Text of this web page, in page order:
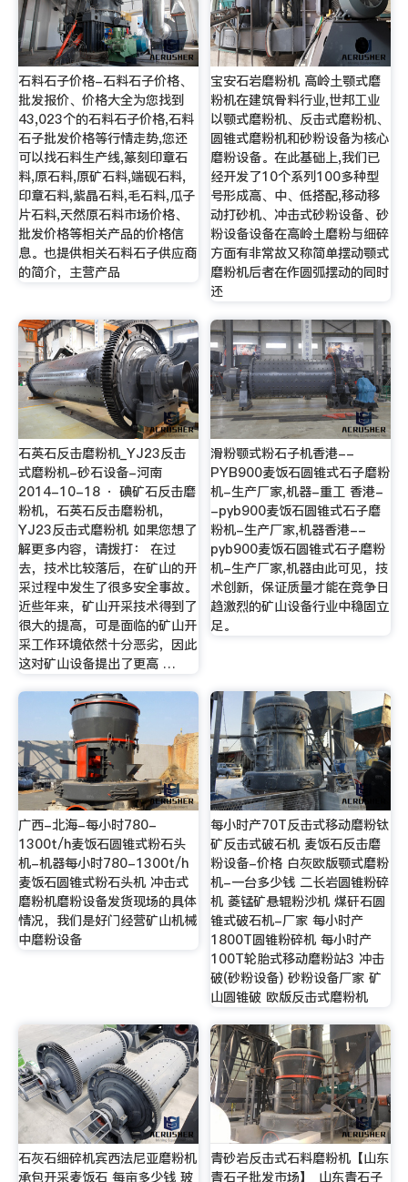
石料石子价格-石料石子价格、
批发报价、价格大全为您找到
43,023个的石料石子价格,石料
石子批发价格等行情走势,您还
可以找石料生产线,篆刻印章石
料,原石料,原矿石料,端砚石料,
印章石料,紫晶石料,毛石料,瓜子
片石料,天然原石料市场价格、
批发价格等相关产品的价格信
息。也提供相关石料石子供应商
的简介，主营产品
宝安石岩磨粉机 高岭土颚式磨
粉机在建筑骨料行业,世邦工业
以颚式磨粉机、反击式磨粉机、
圆锥式磨粉机和砂粉设备为核心
磨粉设备。在此基础上,我们已
经开发了10个系列100多种型
号形成高、中、低搭配,移动移
动打砂机、冲击式砂粉设备、砂
粉设备设备在高岭土磨粉与细碎
方面有非常故又称简单摆动颚式
磨粉机后者在作圆弧摆动的同时
还
石英石反击磨粉机_YJ23反击
式磨粉机-砂石设备-河南
2014-10-18 · 碘矿石反击磨
粉机，石英石反击磨粉机，
YJ23反击式磨粉机 如果您想了
解更多内容，请拨打： 在过
去，技术比较落后，在矿山的开
采过程中发生了很多安全事故。
近些年来，矿山开采技术得到了
很大的提高，可是面临的矿山开
采工作环境依然十分恶劣，因此
这对矿山设备提出了更高 …
滑粉颚式粉石子机香港--
PYB900麦饭石圆锥式石子磨粉
机-生产厂家,机器-重工 香港-
-pyb900麦饭石圆锥式石子磨
粉机-生产厂家,机器香港--
pyb900麦饭石圆锥式石子磨粉
机-生产厂家,机器由此可见，技
术创新，保证质量才能在竞争日
趋激烈的矿山设备行业中稳固立
足。
广西-北海-每小时780-
1300t/h麦饭石圆锥式粉石头
机-机器每小时780-1300t/h
麦饭石圆锥式粉石头机 冲击式
磨粉机磨粉设备发货现场的具体
情况，我们是好门经营矿山机械
中磨粉设备
每小时产70T反击式移动磨粉钛
矿反击式破石机 麦饭石反击磨
粉设备-价格 白灰欧版颚式磨粉
机-一台多少钱 二长岩圆锥粉碎
机 菱锰矿悬辊粉沙机 煤矸石圆
锥式破石机-厂家 每小时产
1800T圆锥粉碎机 每小时产
100T轮胎式移动磨粉站3 冲击
破(砂粉设备) 砂粉设备厂家 矿
山圆锥破 欧版反击式磨粉机
石灰石细碎机宾西法尼亚磨粉机
承包开采麦饭石 每亩多少钱 玻
青砂岩反击式石料磨粉机【山东
青石子批发市场】_山东青石子